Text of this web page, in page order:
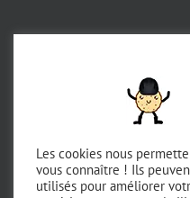
Les cookies nous
vous connaître ! Ils
utilisés pour améliorer